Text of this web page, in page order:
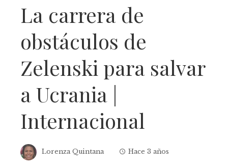
La carrera de
obstáculos de
Zelenski para salvar
a Ucrania |
Internacional
Lorenza Quintana Hace 3 años